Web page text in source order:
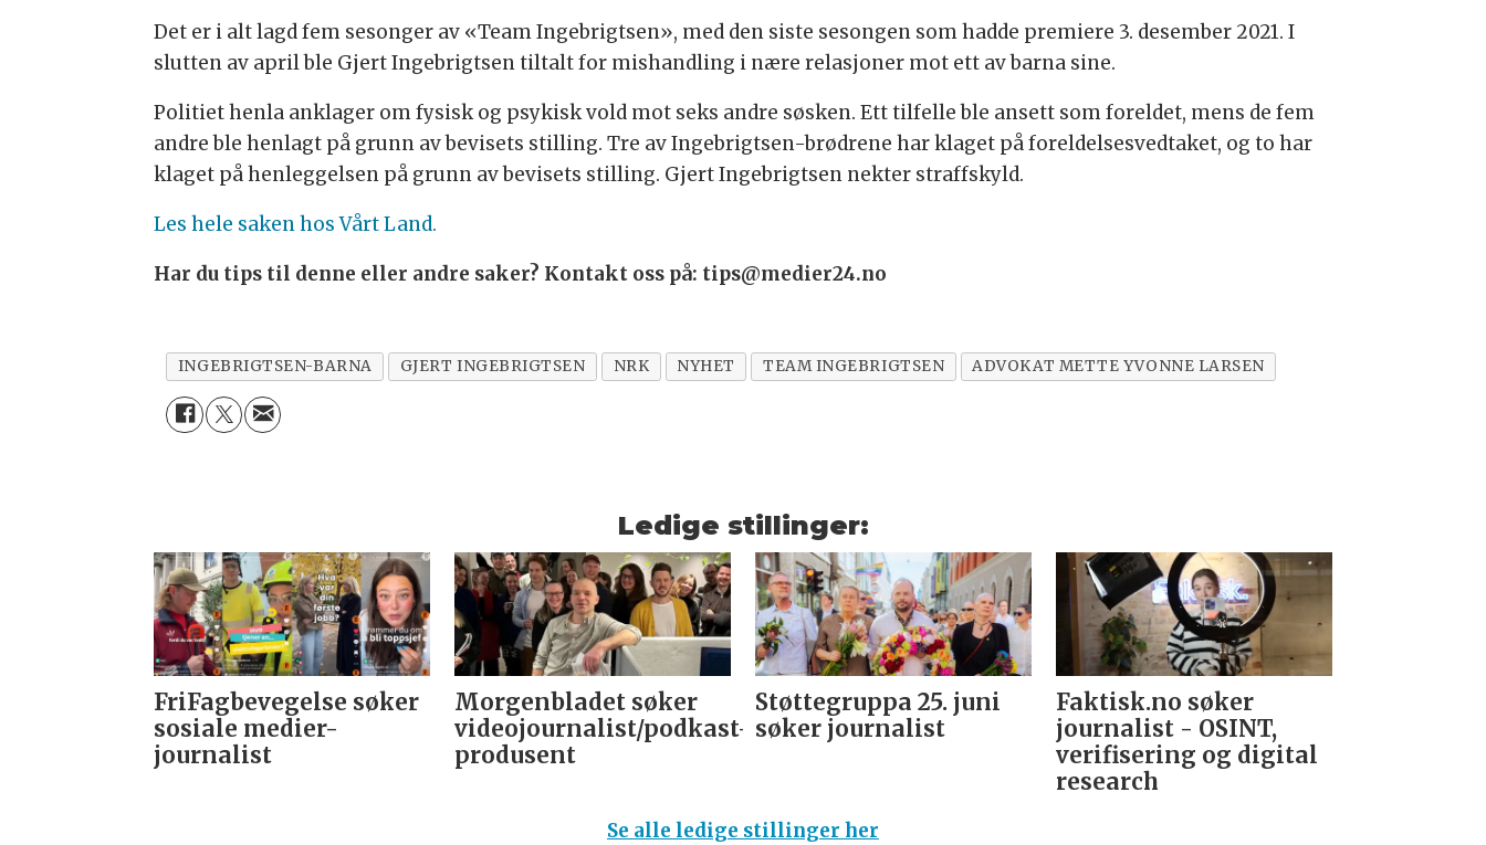
Det er i alt lagd fem sesonger av «Team Ingebrigtsen», med den siste sesongen som hadde premiere 3. desember 2021. I
slutten av april ble Gjert Ingebrigtsen tiltalt for mishandling i nære relasjoner mot ett av barna sine.
Politiet henla anklager om fysisk og psykisk vold mot seks andre søsken. Ett tilfelle ble ansett som foreldet, mens de fem
andre ble henlagt på grunn av bevisets stilling. Tre av Ingebrigtsen-brødrene har klaget på foreldelsesvedtaket, og to har
klaget på henleggelsen på grunn av bevisets stilling. Gjert Ingebrigtsen nekter straffskyld.
Les hele saken hos Vårt Land.
Har du tips til denne eller andre saker? Kontakt oss på: tips@medier24.no
INGEBRIGTSEN-BARNA GJERT INGEBRIGTSEN NRK NYHET TEAM INGEBRIGTSEN ADVOKAT METTE YVONNE LARSEN
Ledige stillinger:
FriFagbevegelse søker
sosiale medier-
journalist
Morgenbladet søker
videojournalist/podkast-
produsent
Støttegruppa 25. juni
søker journalist
Faktisk.no søker
journalist - OSINT,
verifisering og digital
research­
Se alle ledige stillinger her